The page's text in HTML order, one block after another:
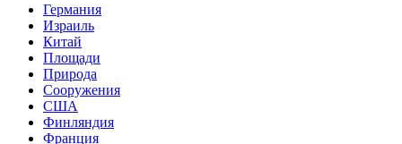
Германия
Израиль
Китай
Площади
Природа
Сооружения
США
Финляндия
Франция